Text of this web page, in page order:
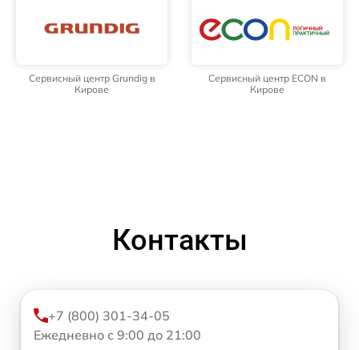
Сервисный центр Grundig в
Кирове
Сервисный центр ECON в
Кирове
Контакты
+7 (800) 301-34-05
Ежедневно с 9:00 до 21:00